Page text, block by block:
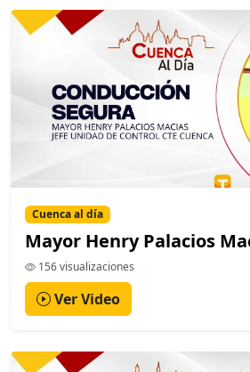
Cuenca al día
Mayor Henry Palacios
156 visualizaciones
Ver Video